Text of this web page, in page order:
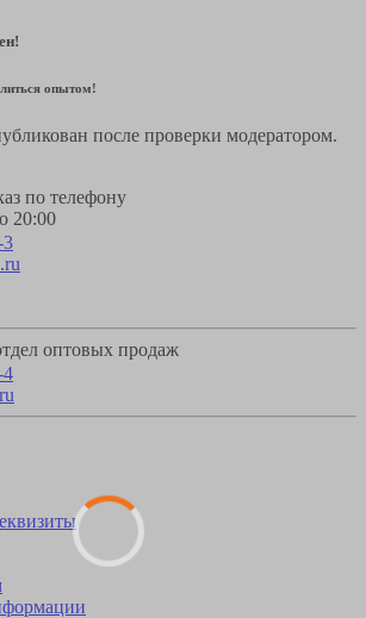
опытом!
после проверки модератором.
по телефону
20:00
3
оптовых продаж
4